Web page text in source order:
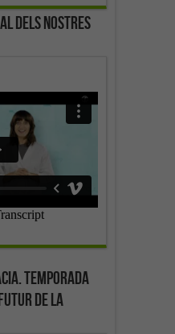
dels nostres
Temporada
de la